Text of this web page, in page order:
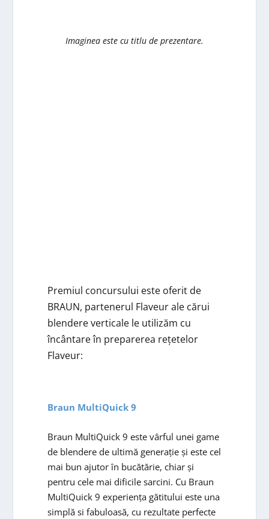
Imaginea este cu titlu de prezentare.
Premiul concursului este oferit de
BRAUN, partenerul Flaveur ale cărui
blendere verticale le utilizăm cu
încântare în preparerea rețetelor
Flaveur:
Braun MultiQuick 9
Braun MultiQuick 9 este vârful unei game
de blendere de ultimă generație și este cel
mai bun ajutor în bucătărie, chiar și
pentru cele mai dificile sarcini. Cu Braun
MultiQuick 9 experiența gătitului este una
simplă si fabuloasă, cu rezultate perfecte